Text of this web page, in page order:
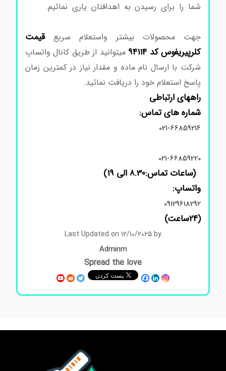
شما را برای رسیدن به اهدافتان یاری نمائیم.اسید
جهت محصولات بیشتر واستعلام سریعقیمت
کلرپیریفوس کد 94114
میتوانید از طریق کانال واتساپ
شرکت با ارسال نام ماده و مقدار نیاز در کمترین زمان
پاسخ استعلام خود را دریافت نمائید.
راههای ارتباطی
شماره های تماس:
021-66859216
021-66859220
(ساعات تماس:8.30 الی 19)
واتساپ:
09129618292
Last Updated on 12/10/2025 by
Adminm
Spread the love